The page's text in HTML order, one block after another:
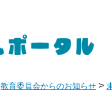
教育委員会からのお知らせ >